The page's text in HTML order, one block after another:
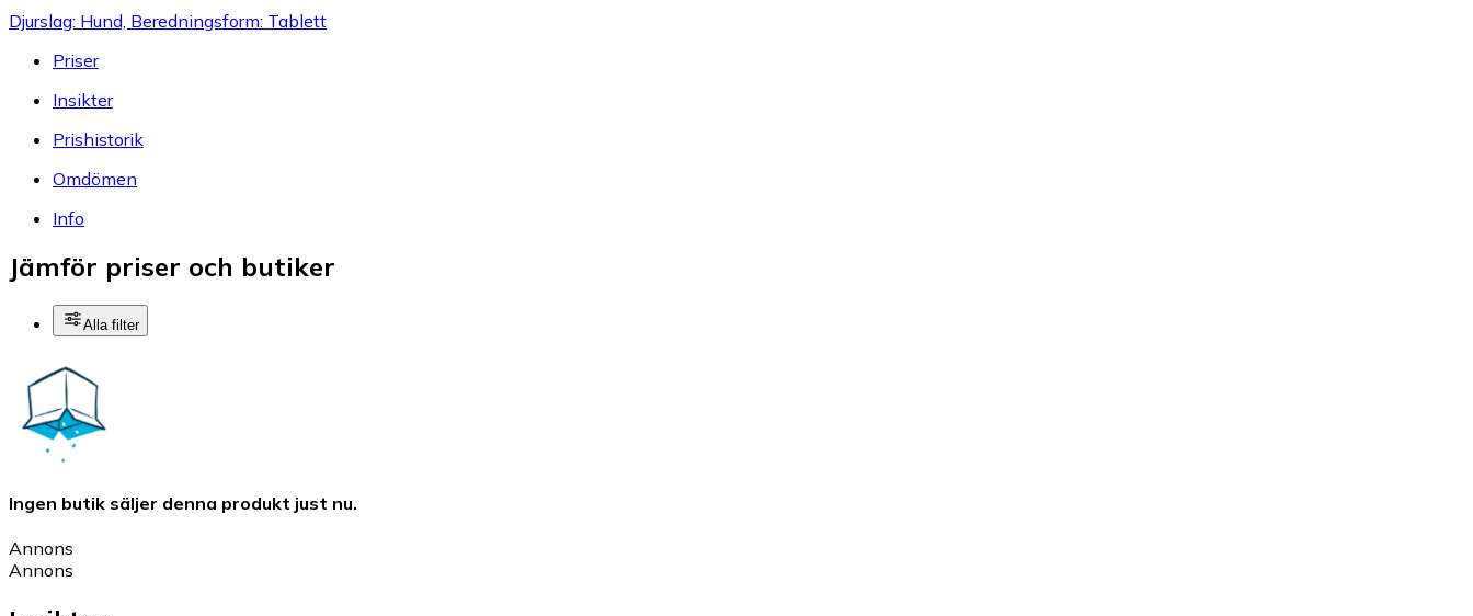
Djurslag: Hund, Beredningsform: Tablett
Priser
Insikter
Prishistorik
Omdömen
Info
Jämför priser och butiker
Alla filter
Ingen butik säljer denna produkt just nu.
Annons
Annons